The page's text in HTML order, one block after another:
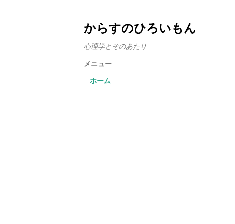
からすのひろいもん
心理学とそのあたり
メニュー
ホーム